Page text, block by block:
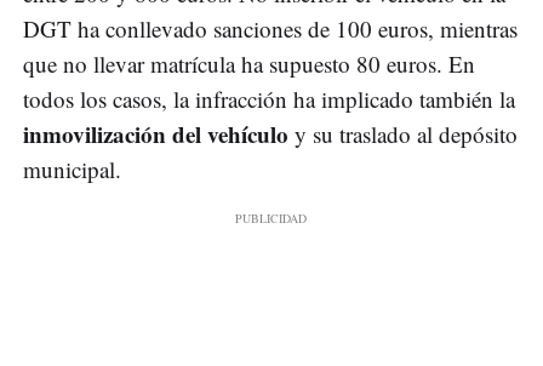
DGT ha conllevado sanciones de 100 euros, mientras
que no llevar matrícula ha supuesto 80 euros. En
todos los casos, la infracción ha implicado también la
inmovilización del vehículo y su traslado al depósito
municipal.